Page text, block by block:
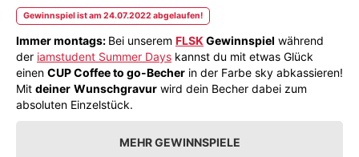
Gewinnspiel ist am 24.07.2022 abgelaufen!
Immer montags: Bei unserem FLSK Gewinnspiel während
der iamstudent Summer Days kannst du mit etwas Glück
einen CUP Coffee to go-Becher in der Farbe sky abkassieren!
Mit deiner Wunschgravur wird dein Becher dabei zum
absoluten Einzelstück.
MEHR GEWINNSPIELE